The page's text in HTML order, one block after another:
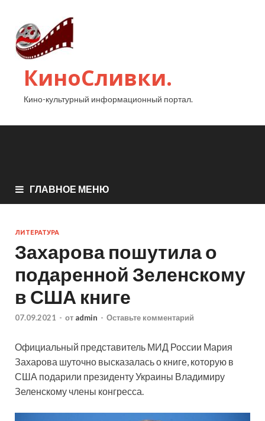
КиноСливки.
Кино-культурный информационный портал.
ГЛАВНОЕ МЕНЮ
ЛИТЕРАТУРА
Захарова пошутила о
подаренной Зеленскому
в США книге
07.09.2021 - от admin - Оставьте комментарий
Официальный представитель МИД России Мария
Захарова шуточно высказалась о книге, которую в
США подарили президенту Украины Владимиру
Зеленскому члены конгресса.